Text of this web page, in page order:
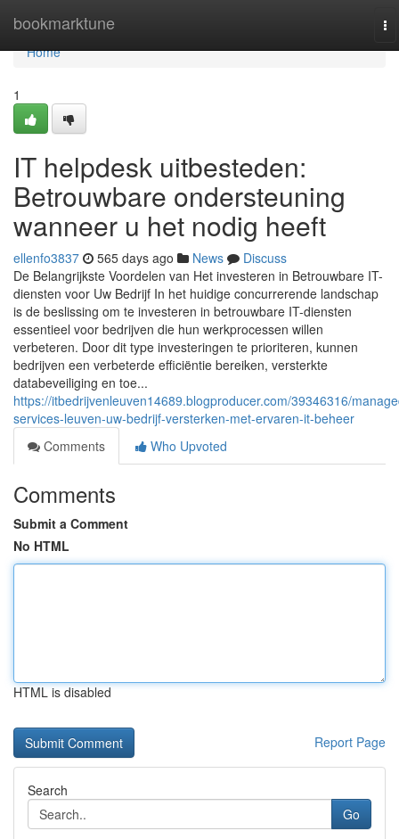
bookmarktune
Home
Home
1
IT helpdesk uitbesteden:
Betrouwbare ondersteuning
wanneer u het nodig heeft
ellenfo3837 565 days ago News
Discuss
De Belangrijkste Voordelen van Het investeren in Betrouwbare IT-
diensten voor Uw Bedrijf In het huidige concurrerende landschap
is de beslissing om te investeren in betrouwbare IT-diensten
essentieel voor bedrijven die hun werkprocessen willen
verbeteren. Door dit type investeringen te prioriteren, kunnen
bedrijven een verbeterde efficiëntie bereiken, versterkte
databeveiliging en toe...
https://itbedrijvenleuven14689.blogproducer.com/39346316/
services-leuven-uw-bedrijf-versterken-met-ervaren-it-beheer
Comments
Who Upvoted
Comments
Submit a Comment
No HTML
HTML is disabled
Report Page
Search
Go